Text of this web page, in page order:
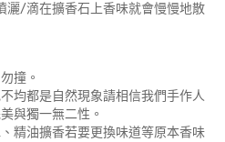
灑/滴在擴香石上香味就會慢慢地散
撞。
均都是自然現象請相信我們手作人
與獨一無二性。
精油擴香若要更換味道等原本香味